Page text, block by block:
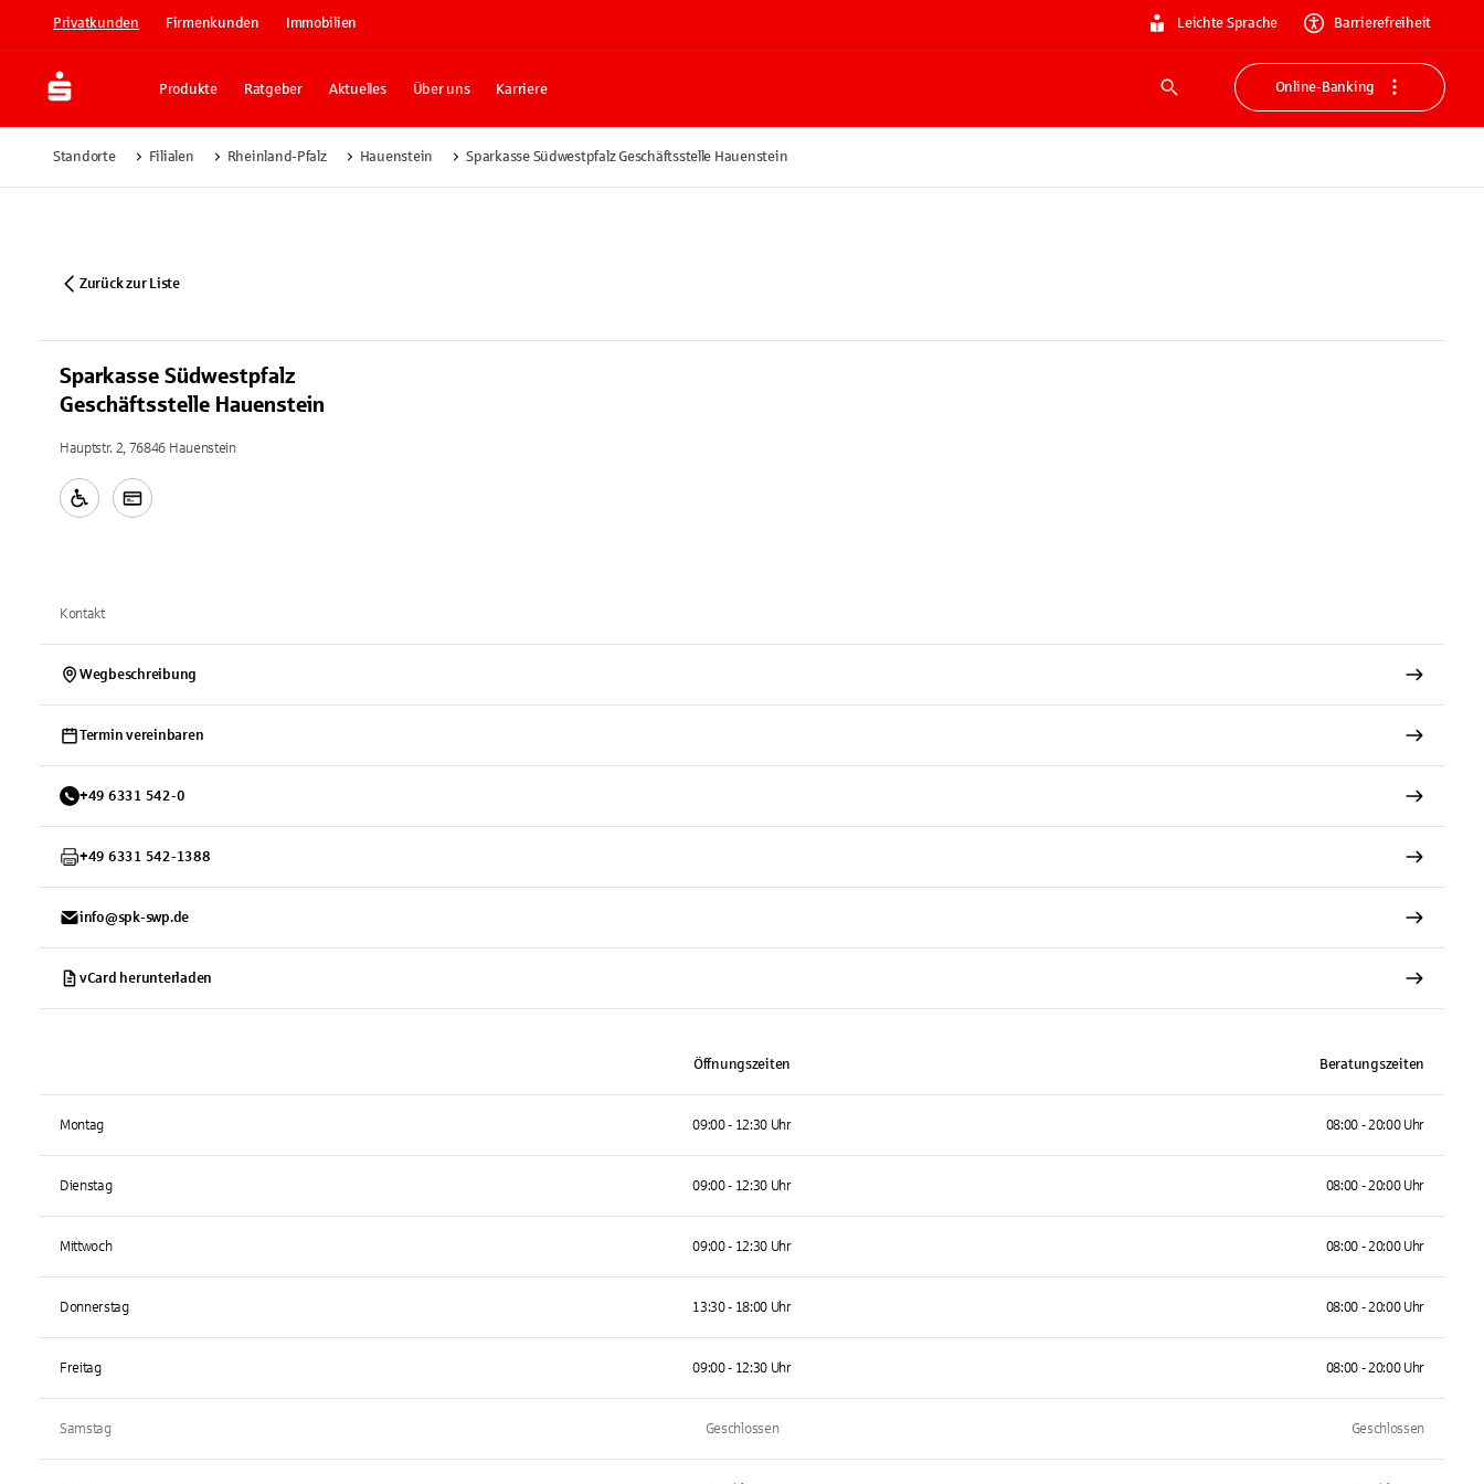
Privatkunden Firmenkunden Immobilien Leichte Sprache Barrierefreiheit
Produkte Ratgeber Aktuelles Über uns Karriere
Suche
Online-Banking
Standorte Filialen Rheinland-Pfalz Hauenstein Sparkasse Südwestpfalz Geschäftsstelle Hauenstein
Zurück zur Liste
Sparkasse Südwestpfalz
Geschäftsstelle Hauenstein
Hauptstr. 2, 76846 Hauenstein
Kontakt
Wegbeschreibung
Termin vereinbaren
+49 6331 542-0
+49 6331 542-1388
info@spk-swp.de
vCard herunterladen
Öffnungszeiten Beratungszeiten
Montag 09:00 - 12:30 Uhr 08:00 - 20:00 Uhr
Dienstag 09:00 - 12:30 Uhr 08:00 - 20:00 Uhr
Mittwoch 09:00 - 12:30 Uhr 08:00 - 20:00 Uhr
Donnerstag 13:30 - 18:00 Uhr 08:00 - 20:00 Uhr
Freitag 09:00 - 12:30 Uhr 08:00 - 20:00 Uhr
Samstag Geschlossen Geschlossen